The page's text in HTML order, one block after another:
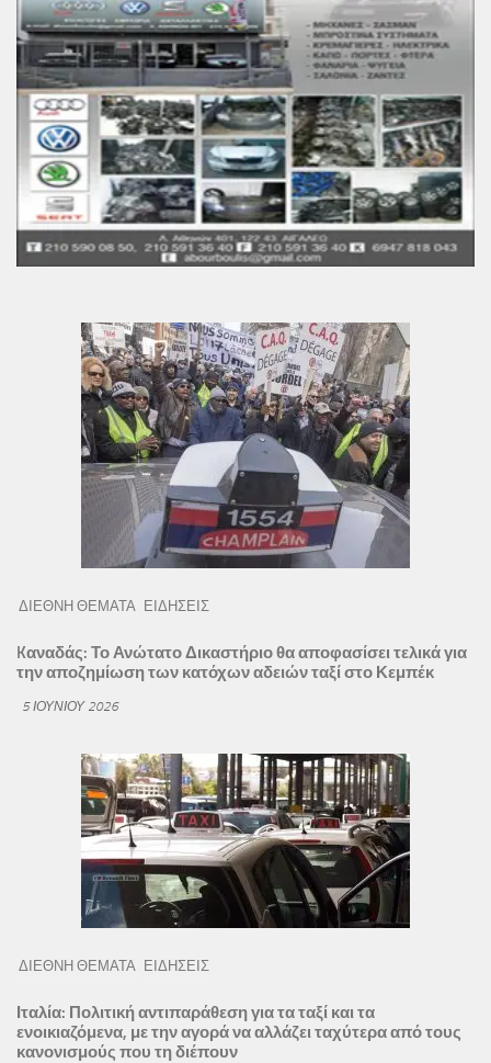
ΔΙΕΘΝΗ ΘΕΜΑΤΑ ΕΙΔΗΣΕΙΣ
Kαναδάς: Το Ανώτατο Δικαστήριο θα αποφασίσει τελικά για
την αποζημίωση των κατόχων αδειών ταξί στο Κεμπέκ
5 ΙΟΥΝΊΟΥ 2026
ΔΙΕΘΝΗ ΘΕΜΑΤΑ ΕΙΔΗΣΕΙΣ
Ιταλία: Πολιτική αντιπαράθεση για τα ταξί και τα
ενοικιαζόμενα, με την αγορά να αλλάζει ταχύτερα από τους
κανονισμούς που τη διέπουν